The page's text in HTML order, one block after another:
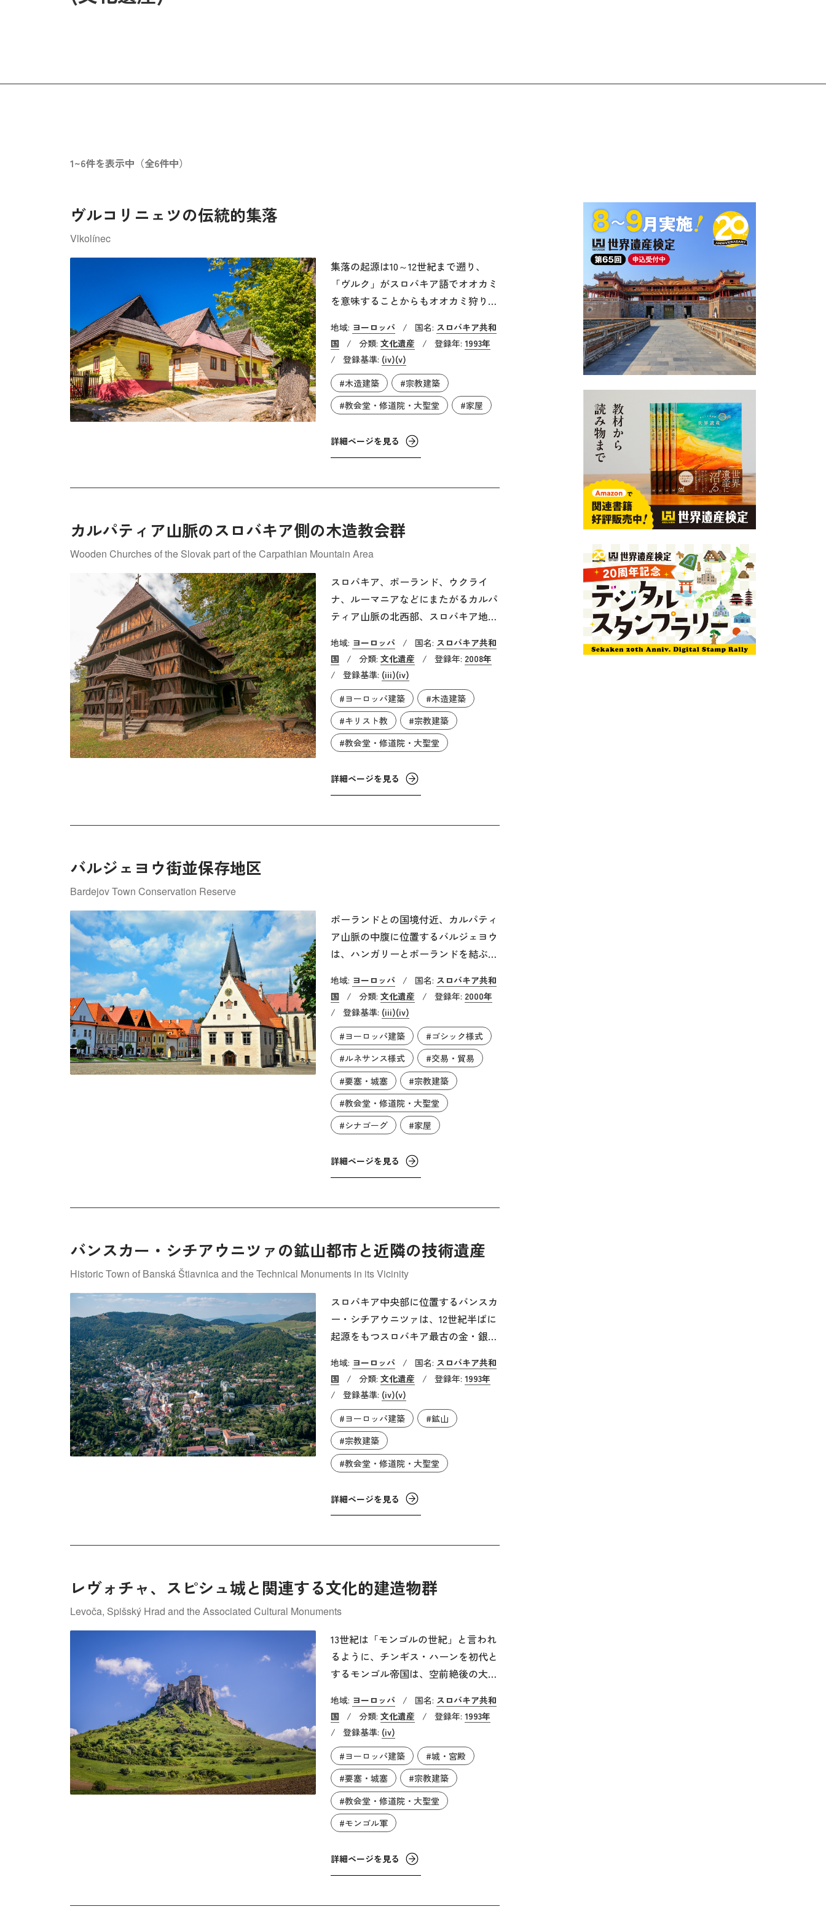
1~6件を表示中（全6件中）
ヴルコリニェツの伝統的集落
Vlkolínec
集落の起源は10～12世紀まで遡り、
「ヴルク」がスロバキア語でオオカミ
を意味することからもオオカミ狩りの
います。現存する45棟の建物はそのほ
とんどが18～19世紀のものです。構成
資産には43件の家屋と聖母マリア受胎
告知教会、学校などが含まれていま
す。山岳地帯特有の石積みの土台の上
を持っており、それらが良好な保存状
態で残されています。集落自体の起源
でに5本の道路が整備されたという記
14世紀後半頃に計画されたのではない
かと考えられます。
地域: ヨーロッパ / 国名: スロバキア共和
国
/ 分類: 文化遺産 / 登録年: 1993年
/
登録基準: (iv)(v)
#木造建築
#宗教建築
#教会堂・修道院・大聖堂
#家屋
詳細ページを見る
カルパティア山脈のスロバキア側の木造教会群
Wooden Churches of the Slovak part of the Carpathian Mountain Area
スロバキア、ポーランド、ウクライ
ナ、ルーマニアなどにまたがるカルパ
ティア山脈の北西部、スロバキア地方
16世紀から18世紀に建造されたカトリ
ック、プロテスタント、ギリシャ正教
の木造教会が50棟ほど点在しています
が、その内の8棟が世界遺産に登録さ
れています。その立地からラテン文化
とビザンツ文化との双方の影響を受け
つつも、外観や構造などはそれぞれの
宗派の信仰に基づいた多様な形態を継
承しています。ヨーロッパ各地の文化
合したことによって生まれた、この地
地域: ヨーロッパ / 国名: スロバキア共和
国
/ 分類: 文化遺産 / 登録年: 2008年
/
登録基準: (iii)(iv)
#ヨーロッパ建築
#木造建築
#キリスト教
#宗教建築
#教会堂・修道院・大聖堂
詳細ページを見る
バルジェヨウ街並保存地区
Bardejov Town Conservation Reserve
ポーランドとの国境付近、カルパティ
ア山脈の中腹に位置するバルジェヨウ
は、ハンガリーとポーランドを結ぶ主
され、13世紀頃から主要な交易都市と
して発展しました。今も残る、町を取
り囲む城壁や市門、見張り塔などは14
～15世紀に市民がその権益を守るため
に設置したものです。城壁に囲まれた
旧市街は広場の中央にルネサンス様式
の旧市庁舎が残る市庁舎広場を中心と
した都市計画がなされています。この
広場の三方には直線的なファサードを
ており、もう一方には聖エギディウス
教会が面しています。聖エギディウス
た三身廊のバシリカで、内部の11基の
れています。また、バルジェヨウには
世紀のシナゴーグのほか、食肉処理場
や、浴場、集会所などのユニークな建
物が残されています。
地域: ヨーロッパ / 国名: スロバキア共和
国
/ 分類: 文化遺産 / 登録年: 2000年
/
登録基準: (iii)(iv)
#ヨーロッパ建築
#ゴシック様式
#ルネサンス様式
#交易・貿易
#要塞・城塞
#宗教建築
#教会堂・修道院・大聖堂
#シナゴーグ
#家屋
詳細ページを見る
バンスカー・シチアウニツァの鉱山都市と近隣の技術遺産
Historic Town of Banská Štiavnica and the Technical Monuments in its Vicinity
スロバキア中央部に位置するバンスカ
ー・シチアウニツァは、12世紀半ばに
起源をもつスロバキア最古の金・銀を
～18世紀頃で、17世紀には鉱山史上初
めて、坑道内で火薬樽を爆発させる採
掘方法を生み出し、やがてその技術は
ヨーロッパ中に広がっていきました。
また、蒸気機関を使い、より深く坑道
を掘る技術も開発していき、当時はヨ
ーロッパの鉱山産業を牽引していた都
市であったと言えます。しかし、1918
年の第一次世界大戦終了時にオースト
急速に都市は衰退し、現在は最盛期の
地域: ヨーロッパ / 国名: スロバキア共和
国
/ 分類: 文化遺産 / 登録年: 1993年
/
登録基準: (iv)(v)
#ヨーロッパ建築
#鉱山
#宗教建築
#教会堂・修道院・大聖堂
詳細ページを見る
レヴォチャ、スピシュ城と関連する文化的建造物群
Levoča, Spišský Hrad and the Associated Cultural Monuments
13世紀は「モンゴルの世紀」と言われ
るように、チンギス・ハーンを初代と
するモンゴル帝国は、空前絶後の大帝
パにもおよび、ドイツ・ポーランド軍
がモンゴル軍と戦った1241年の「ワー
ルシュタットの戦い」は世に有名で
す。ヨーロッパの人々は彼らを「タタ
ール」と呼び、恐れました。そのタタ
ール人の襲来に備えて築かれたのがス
ピシュ城です。現在の城の原型は12世
紀のもので、15世紀頃からはルネサン
されました。18世紀には軍隊の駐屯地
となりましたが、1780年に火災が発生
地域: ヨーロッパ / 国名: スロバキア共和
国
/ 分類: 文化遺産 / 登録年: 1993年
/
登録基準: (iv)
#ヨーロッパ建築
#城・宮殿
#要塞・城塞
#宗教建築
#教会堂・修道院・大聖堂
#モンゴル軍
詳細ページを見る